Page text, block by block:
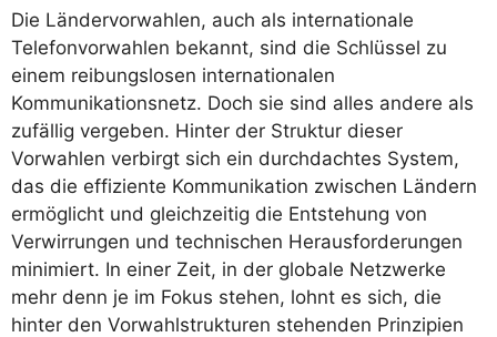
Die Ländervorwahlen, auch als internationale
Telefonvorwahlen bekannt, sind die Schlüssel zu
einem reibungslosen internationalen
Kommunikationsnetz. Doch sie sind alles andere als
zufällig vergeben. Hinter der Struktur dieser
Vorwahlen verbirgt sich ein durchdachtes System,
das die effiziente Kommunikation zwischen Ländern
ermöglicht und gleichzeitig die Entstehung von
Verwirrungen und technischen Herausforderungen
minimiert. In einer Zeit, in der globale Netzwerke
mehr denn je im Fokus stehen, lohnt es sich, die
hinter den Vorwahlstrukturen stehenden Prinzipien